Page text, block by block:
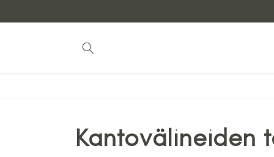
sisältöön
Kantovälineiden